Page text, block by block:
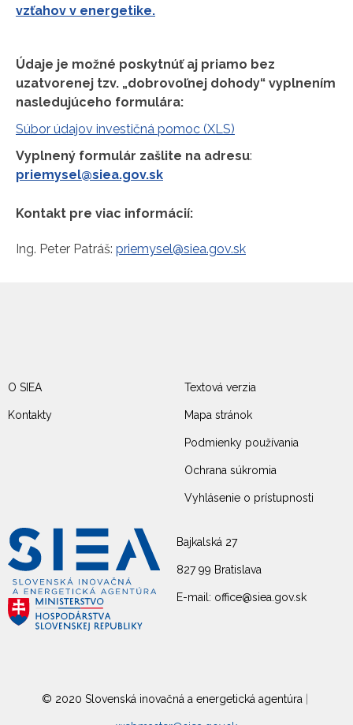
vzťahov v energetike.
Údaje je možné poskytnúť aj priamo bez
uzatvorenej tzv. „dobrovoľnej dohody“ vyplnením
nasledujúceho formulára:
Súbor údajov investičná pomoc (XLS)
Vyplnený formulár zašlite na adresu:
priemysel@siea.gov.sk
Kontakt pre viac informácií:
Ing. Peter Patráš: priemysel@siea.gov.sk
Bajkalská 27
827 99 Bratislava
E-mail: office@siea.gov.sk
O SIEA
Kontakty
Textová verzia
Mapa stránok
Podmienky používania
Ochrana súkromia
Vyhlásenie o prístupnosti
© 2020 Slovenská inovačná a energetická agentúra